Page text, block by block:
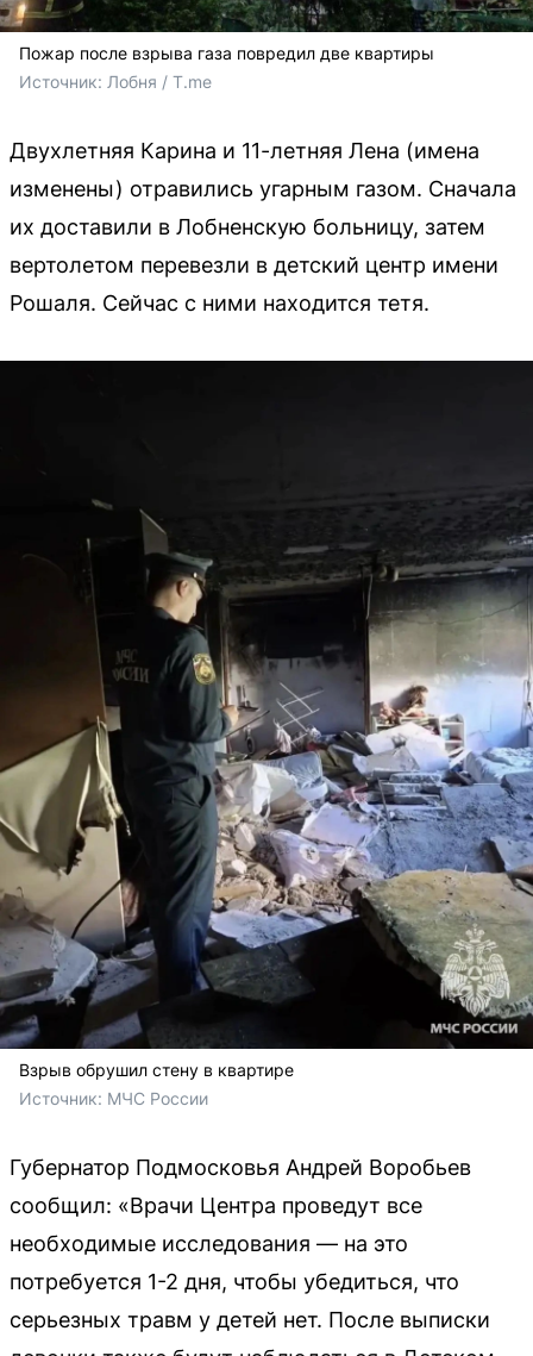
Пожар после взрыва газа повредил две квартиры
Источник: Лобня / T.me
Двухлетняя Карина и 11-летняя Лена (имена
изменены) отравились угарным газом. Сначала
их доставили в Лобненскую больницу, затем
вертолетом перевезли в детский центр имени
Рошаля. Сейчас с ними находится тетя.
Взрыв обрушил стену в квартире
Источник: МЧС России
Губернатор Подмосковья Андрей Воробьев
сообщил: «Врачи Центра проведут все
необходимые исследования — на это
потребуется 1-2 дня, чтобы убедиться, что
серьезных травм у детей нет. После выписки